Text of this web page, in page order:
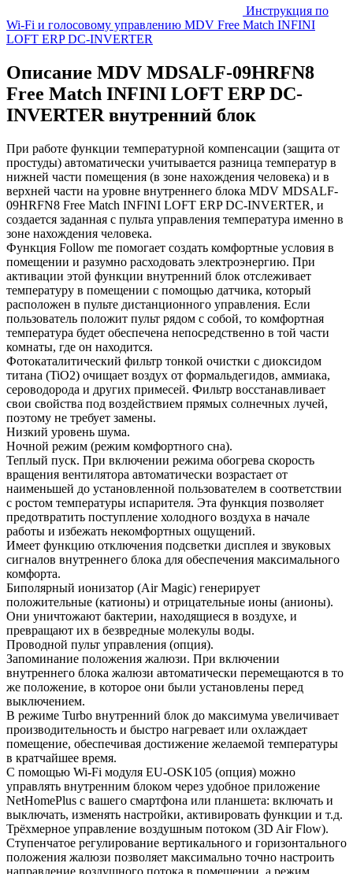
Инструкция по
Wi-Fi и голосовому управлению MDV Free Match INFINI
LOFT ERP DC-INVERTER
Описание MDV MDSALF-09HRFN8
Free Match INFINI LOFT ERP DC-
INVERTER внутренний блок
При работе функции температурной компенсации (защита от
простуды) автоматически учитывается разница температур в
нижней части помещения (в зоне нахождения человека) и в
верхней части на уровне внутреннего блока MDV MDSALF-
09HRFN8 Free Match INFINI LOFT ERP DC-INVERTER, и
создается заданная с пульта управления температура именно в
зоне нахождения человека.
Функция Follow me помогает создать комфортные условия в
помещении и разумно расходовать электроэнергию. При
активации этой функции внутренний блок отслеживает
температуру в помещении с помощью датчика, который
расположен в пульте дистанционного управления. Если
пользователь положит пульт рядом с собой, то комфортная
температура будет обеспечена непосредственно в той части
комнаты, где он находится.
Фотокаталитический фильтр тонкой очистки с диоксидом
титана (TiO2) очищает воздух от формальдегидов, аммиака,
сероводорода и других примесей. Фильтр восстанавливает
свои свойства под воздействием прямых солнечных лучей,
поэтому не требует замены.
Низкий уровень шума.
Ночной режим (режим комфортного сна).
Теплый пуск. При включении режима обогрева скорость
вращения вентилятора автоматически возрастает от
наименьшей до установленной пользователем в соответствии
с ростом температуры испарителя. Эта функция позволяет
предотвратить поступление холодного воздуха в начале
работы и избежать некомфортных ощущений.
Имеет функцию отключения подсветки дисплея и звуковых
сигналов внутреннего блока для обеспечения максимального
комфорта.
Биполярный ионизатор (Air Magic) генерирует
положительные (катионы) и отрицательные ионы (анионы).
Они уничтожают бактерии, находящиеся в воздухе, и
превращают их в безвредные молекулы воды.
Проводной пульт управления (опция).
Запоминание положения жалюзи. При включении
внутреннего блока жалюзи автоматически перемещаются в то
же положение, в которое они были установлены перед
выключением.
В режиме Turbo внутренний блок до максимума увеличивает
производительность и быстро нагревает или охлаждает
помещение, обеспечивая достижение желаемой температуры
в кратчайшее время.
С помощью Wi-Fi модуля EU-OSK105 (опция) можно
управлять внутренним блоком через удобное приложение
NetHomePlus с вашего смартфона или планшета: включать и
выключать, изменять настройки, активировать функции и т.д.
Трёхмерное управление воздушным потоком (3D Air Flow).
Ступенчатое регулирование вертикального и горизонтального
положения жалюзи позволяет максимально точно настроить
направление воздушного потока в помещении, а режим